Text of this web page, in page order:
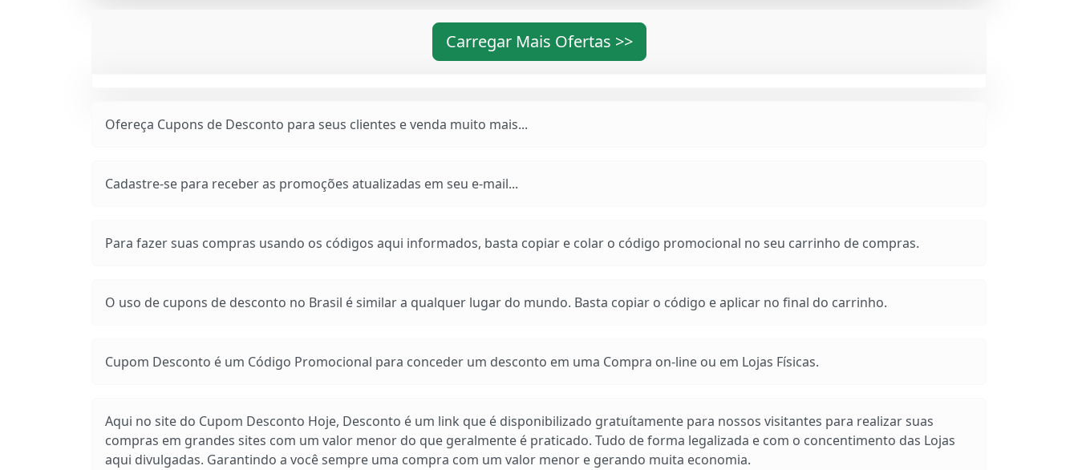
Carregar Mais Ofertas >>
Ofereça Cupons de Desconto para seus clientes e venda muito mais...
Cadastre-se para receber as promoções atualizadas em seu e-mail...
Para fazer suas compras usando os códigos aqui informados, basta copiar e colar o código promocional no seu carrinho de compras.
O uso de cupons de desconto no Brasil é similar a qualquer lugar do mundo. Basta copiar o código e aplicar no final do carrinho.
Cupom Desconto é um Código Promocional para conceder um desconto em uma Compra on-line ou em Lojas Físicas.
Aqui no site do Cupom Desconto Hoje, Desconto é um link que é disponibilizado gratuítamente para nossos visitantes para realizar suas
compras em grandes sites com um valor menor do que geralmente é praticado. Tudo de forma legalizada e com o concentimento das Lojas
aqui divulgadas. Garantindo a você sempre uma compra com um valor menor e gerando muita economia.